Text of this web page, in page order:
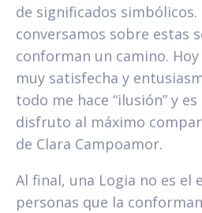
de significados simbólicos.
conversamos sobre estas
conforman un camino.
muy satisfecha y
todo me hace “ilusión” y
disfruto al máximo
de Clara Campoamor.
Al final, una Logia no es el
personas que la